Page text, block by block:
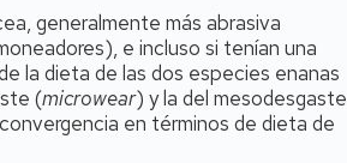
generalmente más abrasiva
e incluso si tenían una
la dieta de las dos especies enanas
(microwear) y la del mesodesgaste
en términos de dieta de